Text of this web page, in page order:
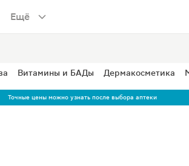
Ещё
Витамины и БАДы Дермакосметика
Точные цены можно узнать после выбора аптеки